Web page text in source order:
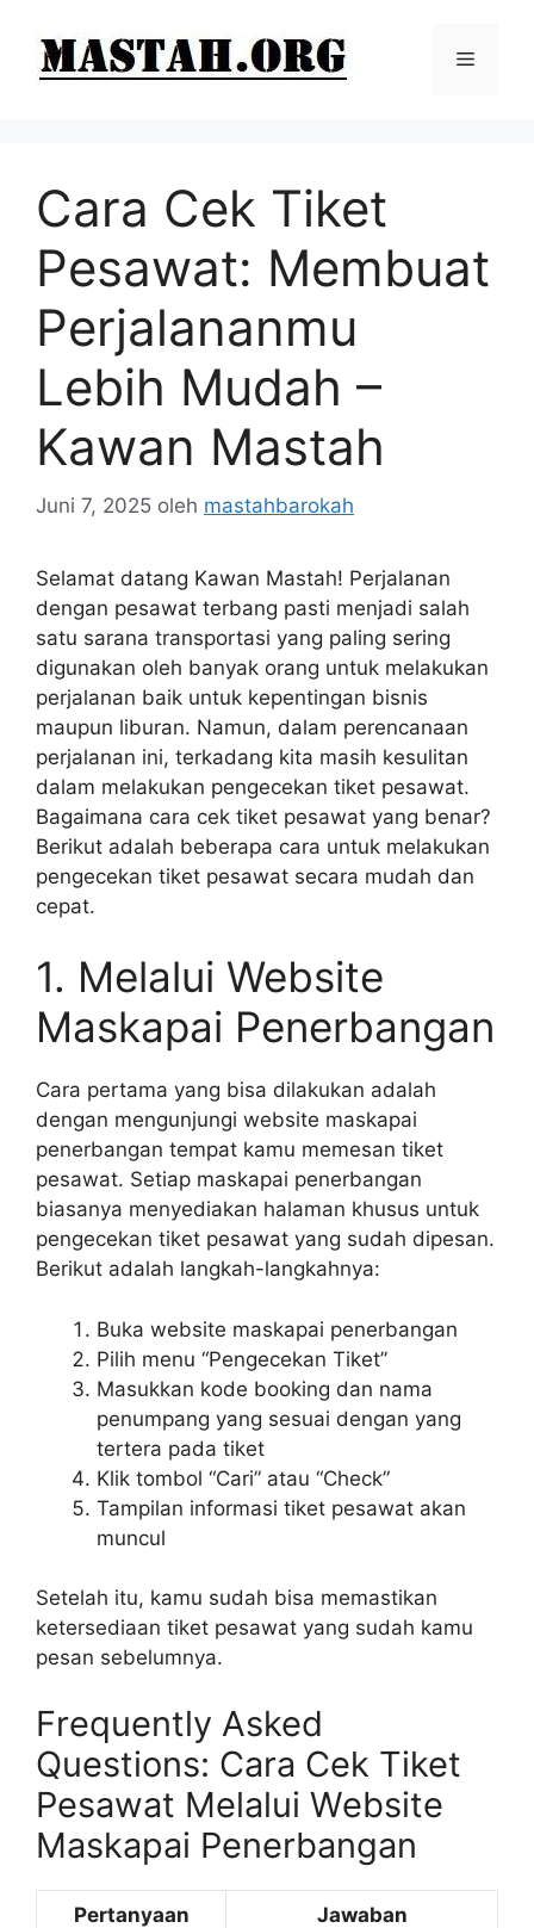
Menu
Cara Cek Tiket
Pesawat: Membuat
Perjalananmu
Lebih Mudah –
Kawan Mastah
Juni 7, 2025 oleh mastahbarokah
Selamat datang Kawan Mastah! Perjalanan
dengan pesawat terbang pasti menjadi salah
satu sarana transportasi yang paling sering
digunakan oleh banyak orang untuk melakukan
perjalanan baik untuk kepentingan bisnis
maupun liburan. Namun, dalam perencanaan
perjalanan ini, terkadang kita masih kesulitan
dalam melakukan pengecekan tiket pesawat.
Bagaimana cara cek tiket pesawat yang benar?
Berikut adalah beberapa cara untuk melakukan
pengecekan tiket pesawat secara mudah dan
cepat.
1. Melalui Website
Maskapai Penerbangan
Cara pertama yang bisa dilakukan adalah
dengan mengunjungi website maskapai
penerbangan tempat kamu memesan tiket
pesawat. Setiap maskapai penerbangan
biasanya menyediakan halaman khusus untuk
pengecekan tiket pesawat yang sudah dipesan.
Berikut adalah langkah-langkahnya:
Buka website maskapai penerbangan
Pilih menu “Pengecekan Tiket”
Masukkan kode booking dan nama
penumpang yang sesuai dengan yang
tertera pada tiket
Klik tombol “Cari” atau “Check”
Tampilan informasi tiket pesawat akan
muncul
Setelah itu, kamu sudah bisa memastikan
ketersediaan tiket pesawat yang sudah kamu
pesan sebelumnya.
Frequently Asked
Questions: Cara Cek Tiket
Pesawat Melalui Website
Maskapai Penerbangan
Pertanyaan Jawaban